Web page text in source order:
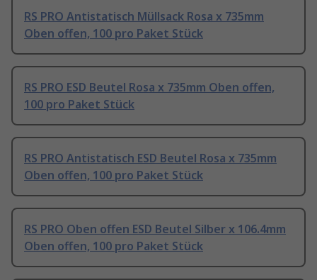
RS PRO Antistatisch Müllsack Rosa x 735mm
Oben offen, 100 pro Paket Stück
RS PRO ESD Beutel Rosa x 735mm Oben offen,
100 pro Paket Stück
RS PRO Antistatisch ESD Beutel Rosa x 735mm
Oben offen, 100 pro Paket Stück
RS PRO Oben offen ESD Beutel Silber x 106.4mm
Oben offen, 100 pro Paket Stück